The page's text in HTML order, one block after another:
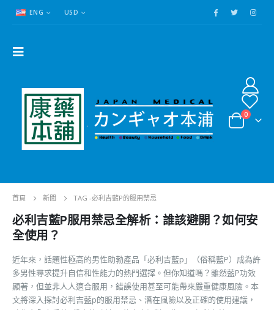
ENG USD
0
首頁 新聞 TAG -必利吉藍P的服用禁忌
必利吉藍P服用禁忌全解析：誰該避開？如何安
全使用？
近年來，話題性極高的男性助勃產品「必利吉藍p」（俗稱藍P）成為許
多男性尋求提升自信和性能力的熱門選擇。但你知道嗎？雖然藍P功效
顯著，但並非人人適合服用，錯誤使用甚至可能帶來嚴重健康風險。本
文將深入探討必利吉藍p的服用禁忌、潛在風險以及正確的使用建議，